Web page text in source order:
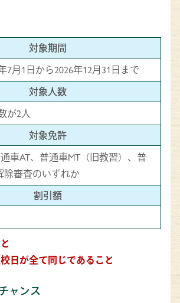
対象期間
7月1日から2026年12月31日まで
対象人数
が2人
対象免許
車AT、普通車MT（旧教習）、普
除審査のいずれか
割引額
日が全て同じであること
ャンス